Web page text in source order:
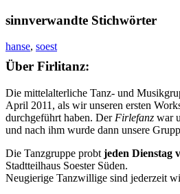
sinnverwandte Stichwörter
hanse, soest
Über Firlitanz:
Die mittelalterliche Tanz- und
April 2011, als wir unseren ersten
durchgeführt haben. Der Firlefanz war
und nach ihm wurde dann unsere
Die Tanzgruppe probt jeden Dienstag
Stadtteilhaus Soester Süden.
Neugierige Tanzwillige sind jederzeit